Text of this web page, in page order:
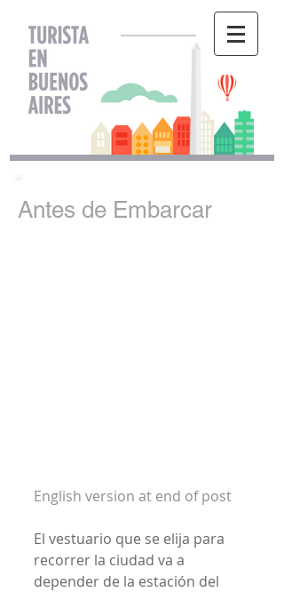
Antes de Embarcar
English version at end of post
El vestuario que se elija para
recorrer la ciudad va a
depender de la estación del